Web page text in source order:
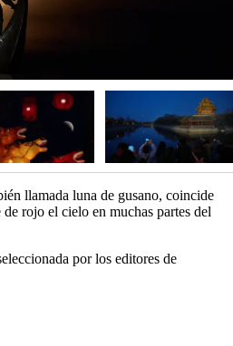
llamada luna de gusano, coincide
rojo el cielo en muchas partes del
por los editores de